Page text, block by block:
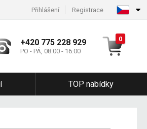
Přihlášení Registrace
+420 775 228 929
PO - PÁ, 08:00 - 16:00
0
TOP nabídky